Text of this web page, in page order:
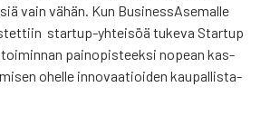
vain vähän. Kun Busi­ness­A­se­mal­le
star­tup-yhtei­söä tuke­va Star­tup
pain­opis­teek­si nopean kas­
ohel­le inno­vaa­tioi­den kau­pal­lis­ta­